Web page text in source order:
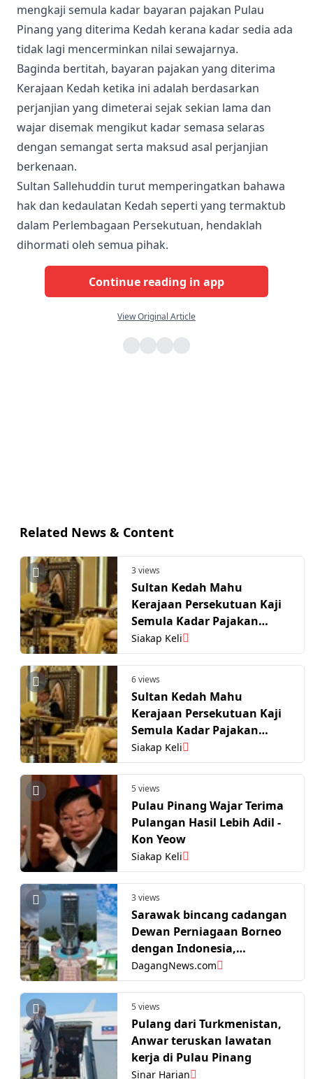
mengkaji semula kadar bayaran pajakan Pulau
Pinang yang diterima Kedah kerana kadar sedia ada
tidak lagi mencerminkan nilai sewajarnya.
Baginda bertitah, bayaran pajakan yang diterima
Kerajaan Kedah ketika ini adalah berdasarkan
perjanjian yang dimeterai sejak sekian lama dan
wajar disemak mengikut kadar semasa selaras
dengan semangat serta maksud asal perjanjian
berkenaan.
Sultan Sallehuddin turut memperingatkan bahawa
hak dan kedaulatan Kedah seperti yang termaktub
dalam Perlembagaan Persekutuan, hendaklah
dihormati oleh semua pihak.
Continue reading in app
View Original Article
Related News & Content
3 views
Sultan Kedah Mahu
Kerajaan Persekutuan Kaji
Semula Kadar Pajakan
Pulau Pinang
Siakap Keli
6 views
Sultan Kedah Mahu
Kerajaan Persekutuan Kaji
Semula Kadar Pajakan
Pulau Pinang Ikut Kadar
Semasa Yang Lebih Tinggi
Siakap Keli
5 views
Pulau Pinang Wajar Terima
Pulangan Hasil Lebih Adil -
Kon Yeow
Siakap Keli
3 views
Sarawak bincang cadangan
Dewan Perniagaan Borneo
dengan Indonesia,
perkukuh hubungan
perdagangan serantau
DagangNews.com
5 views
Pulang dari Turkmenistan,
Anwar teruskan lawatan
kerja di Pulau Pinang
Sinar Harian